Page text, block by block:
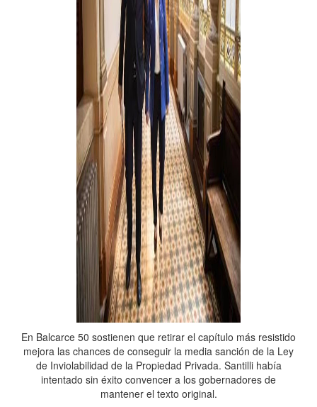
En Balcarce 50 sostienen que retirar el capítulo más resistido
mejora las chances de conseguir la media sanción de la Ley
de Inviolabilidad de la Propiedad Privada. Santilli había
intentado sin éxito convencer a los gobernadores de
mantener el texto original.